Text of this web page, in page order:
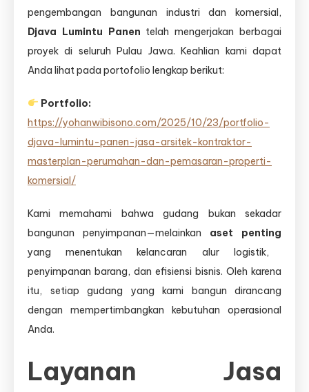
pengembangan bangunan industri dan komersial,
Djava Lumintu Panen telah mengerjakan berbagai
proyek di seluruh Pulau Jawa. Keahlian kami dapat
Anda lihat pada portofolio lengkap berikut:
Portfolio:
https://yohanwibisono.com/2025/10/23/portfolio-
djava-lumintu-panen-jasa-arsitek-kontraktor-
masterplan-perumahan-dan-pemasaran-properti-
komersial/
Kami memahami bahwa gudang bukan sekadar
bangunan penyimpanan—melainkan aset penting
yang menentukan kelancaran alur logistik,
penyimpanan barang, dan efisiensi bisnis. Oleh karena
itu, setiap gudang yang kami bangun dirancang
dengan mempertimbangkan kebutuhan operasional
Anda.
Layanan Jasa